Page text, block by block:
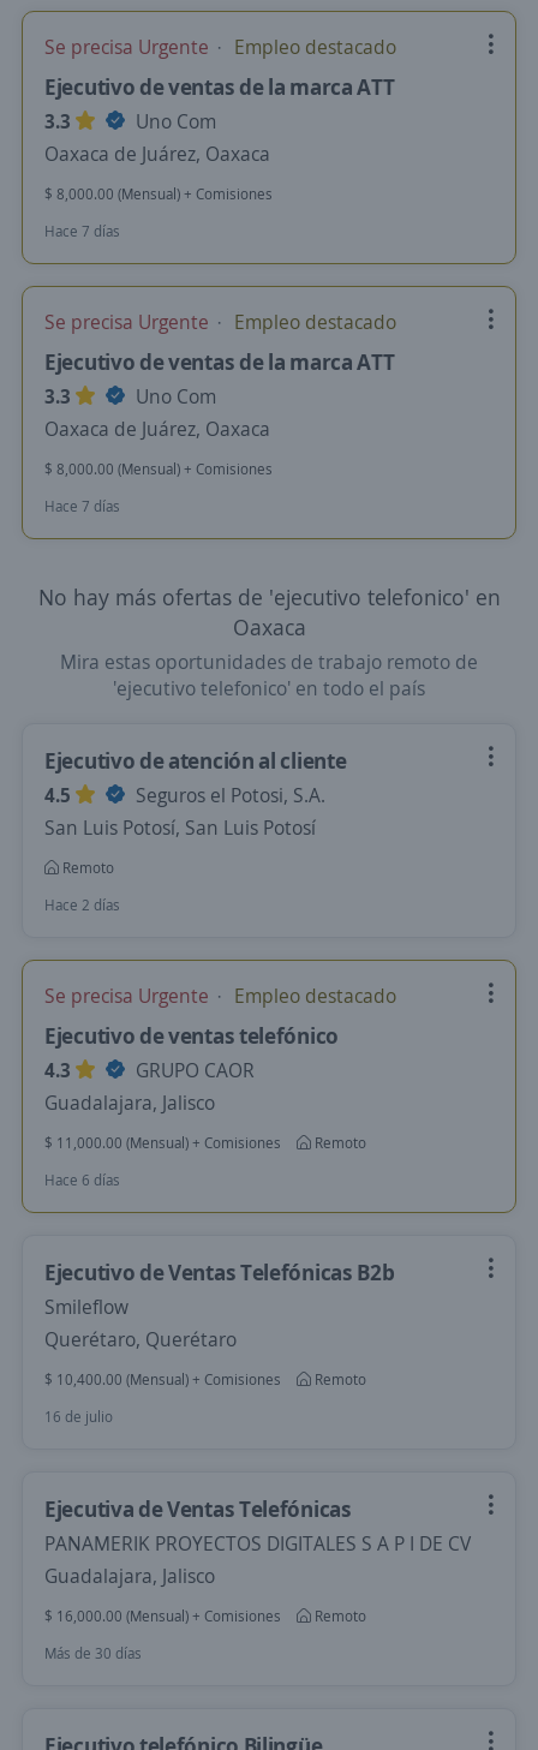
Se precisa Urgente Empleo destacado
Ejecutivo de ventas de la marca ATT
3.3
Uno Com
Oaxaca de Juárez, Oaxaca
$ 8,000.00 (Mensual) + Comisiones
Hace 7 días
Se precisa Urgente Empleo destacado
Ejecutivo de ventas de la marca ATT
3.3
Uno Com
Oaxaca de Juárez, Oaxaca
$ 8,000.00 (Mensual) + Comisiones
Hace 7 días
No hay más ofertas de 'ejecutivo telefonico' en
Oaxaca
Mira estas oportunidades de trabajo remoto de
'ejecutivo telefonico' en todo el país
Ejecutivo de atención al cliente
4.5
Seguros el Potosi, S.A.
San Luis Potosí, San Luis Potosí
Remoto
Hace 2 días
Se precisa Urgente Empleo destacado
Ejecutivo de ventas telefónico
4.3
GRUPO CAOR
Guadalajara, Jalisco
$ 11,000.00 (Mensual) + Comisiones
Remoto
Hace 6 días
Ejecutivo de Ventas Telefónicas B2b
Smileflow
Querétaro, Querétaro
$ 10,400.00 (Mensual) + Comisiones
Remoto
16 de julio
Ejecutiva de Ventas Telefónicas
PANAMERIK PROYECTOS DIGITALES S A P I DE CV
Guadalajara, Jalisco
$ 16,000.00 (Mensual) + Comisiones
Remoto
Más de 30 días